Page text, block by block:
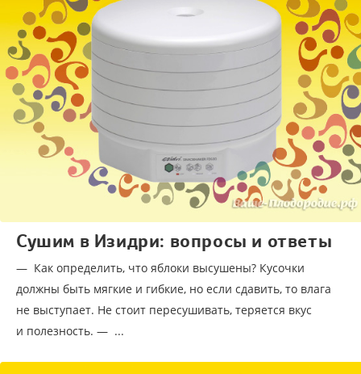
Сушим в Изидри: вопросы и ответы
— Как определить, что яблоки высушены? Кусочки
должны быть мягкие и гибкие, но если сдавить, то влага
не выступает. Не стоит пересушивать, теряется вкус
и полезность. — ...